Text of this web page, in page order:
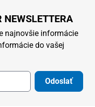
NEWSLETTERA
najnovšie informácie
do vašej
Odoslať